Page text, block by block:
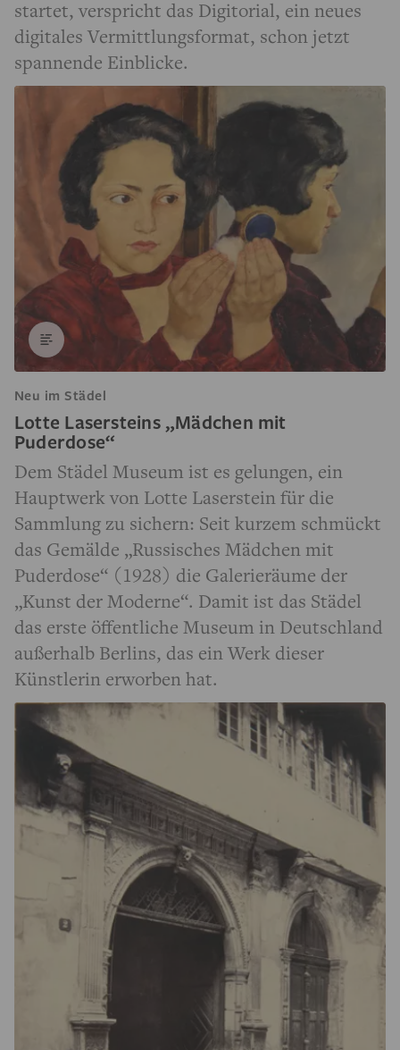
startet, verspricht das Digitorial, ein neues
digitales Vermittlungsformat, schon jetzt
spannende Einblicke.
Neu im Städel
Lotte Lasersteins „Mädchen mit
Puderdose“
Dem Städel Museum ist es gelungen, ein
Hauptwerk von Lotte Laserstein für die
Sammlung zu sichern: Seit kurzem schmückt
das Gemälde „Russisches Mädchen mit
Puderdose“ (1928) die Galerieräume der
„Kunst der Moderne“. Damit ist das Städel
das erste öffentliche Museum in Deutschland
außerhalb Berlins, das ein Werk dieser
Künstlerin erworben hat.